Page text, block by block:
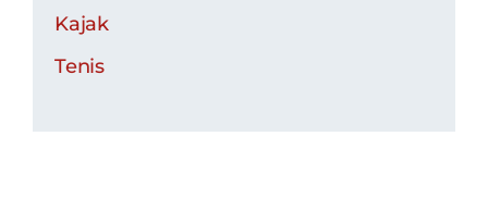
Kajak
Tenis